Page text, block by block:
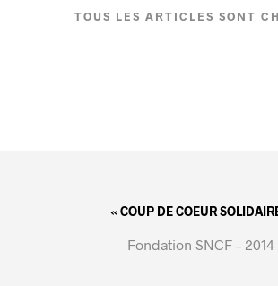
TOUS LES ARTICLES SONT
« COUP DE COEUR
Fondation SNCF – 2014